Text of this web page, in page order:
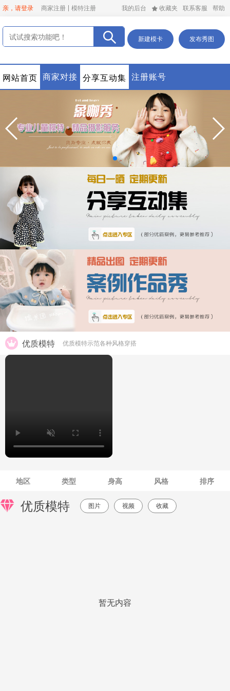
亲，请登录 商家注册 模特注册 我的后台 收藏夹 联系客服 帮助
新建模卡 发布秀图
网站首页 商家对接 分享互动集 注册账号
优质模特 优质模特示范各种风格穿搭
地区 类型 身高 风格 排序
优质模特 图片 视频 收藏
暂无内容